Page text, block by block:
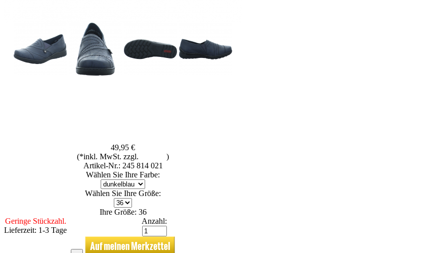
49,95 €
(*inkl. MwSt. zzgl.
)
Artikel-Nr.: 245 814 021
Wählen Sie Ihre Farbe:
Wählen Sie Ihre Größe:
Ihre Größe: 36
Geringe Stückzahl.
Lieferzeit: 1-3 Tage
Anzahl: